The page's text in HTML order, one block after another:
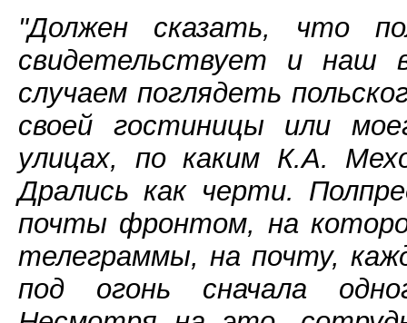
"Должен сказать, что
свидетельствует и наш
случаем поглядеть
своей гостиницы или
улицах, по каким К.А.
Дрались как черти.
почты фронтом, на
телеграммы, на почту,
под огонь сначала